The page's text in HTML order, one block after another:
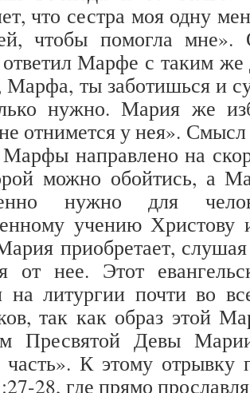
что сестра моя одну
чтобы помогла мне».
Марфе с таким
ты заботишься и
нужно. Мария же
отнимется у нея». Смысл
направлено на
можно обойтись, а
нужно для
учению Христову
приобретает,
от нее. Этот
на литургии почти во
так как образ этой
Пресвятой Девы
часть». К этому отрывку
28, где прямо